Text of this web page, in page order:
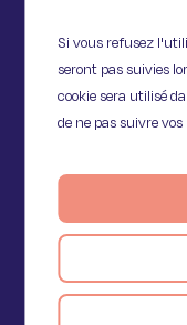
Si vous refusez
seront pas suivies
cookie sera utilisé
de ne pas suivre